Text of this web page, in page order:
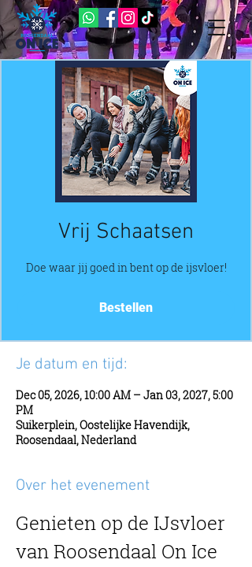
Vrij Schaatsen
Doe waar jij goed in bent op de ijsvloer!
Bestellen
Je datum en tijd:
Dec 05, 2026, 10:00 AM – Jan 03, 2027, 5:00
PM
Suikerplein, Oostelijke Havendijk,
Roosendaal, Nederland
Over het evenement
Genieten op de IJsvloer
van Roosendaal On Ice